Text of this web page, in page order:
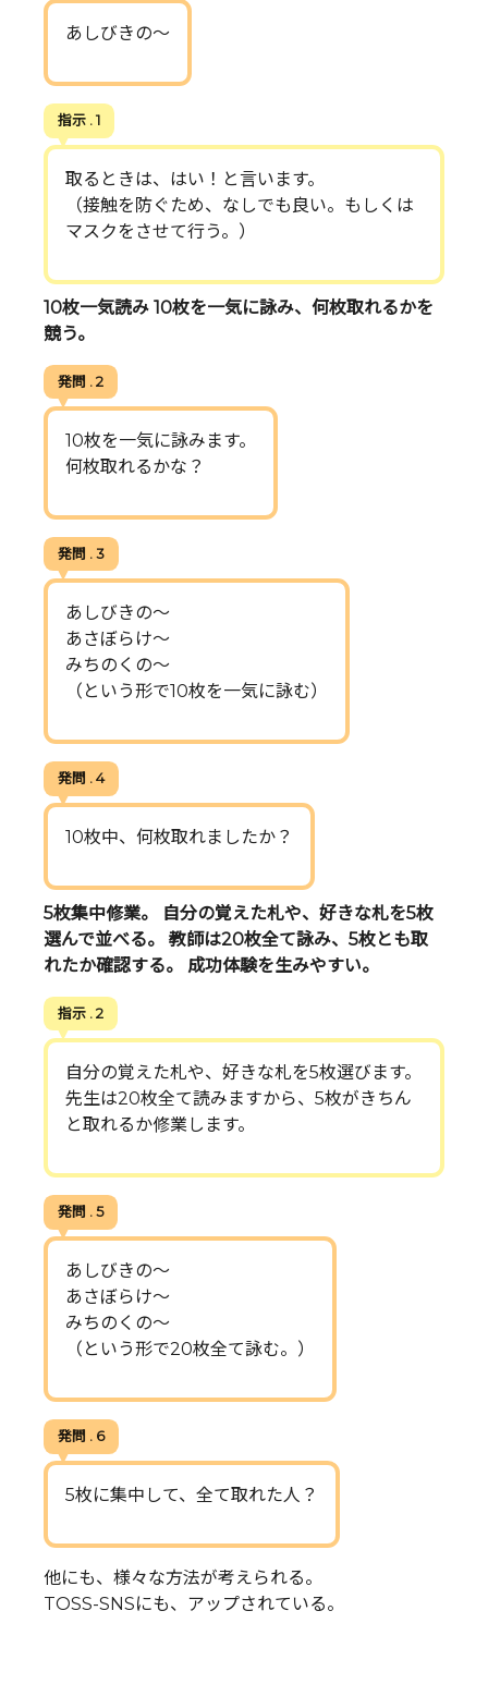
あしびきの〜
指示 . 1
取るときは、はい！と言います。
（接触を防ぐため、なしでも良い。もしくは
マスクをさせて行う。）
10枚一気読み 10枚を一気に詠み、何枚取れるかを
競う。
発問 . 2
10枚を一気に詠みます。
何枚取れるかな？
発問 . 3
あしびきの〜
あさぼらけ〜
みちのくの〜
（という形で10枚を一気に詠む）
発問 . 4
10枚中、何枚取れましたか？
5枚集中修業。 自分の覚えた札や、好きな札を5枚
選んで並べる。 教師は20枚全て詠み、5枚とも取
れたか確認する。 成功体験を生みやすい。
指示 . 2
自分の覚えた札や、好きな札を5枚選びます。
先生は20枚全て読みますから、5枚がきちん
と取れるか修業します。
発問 . 5
あしびきの〜
あさぼらけ〜
みちのくの〜
（という形で20枚全て詠む。）
発問 . 6
5枚に集中して、全て取れた人？
他にも、様々な方法が考えられる。
TOSS-SNSにも、アップされている。